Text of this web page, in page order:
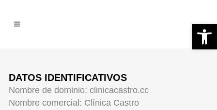
DATOS IDENTIFICATIVOS
Nombre de dominio: clinicacastro.cc
Nombre comercial: Clínica Castro
Abrir